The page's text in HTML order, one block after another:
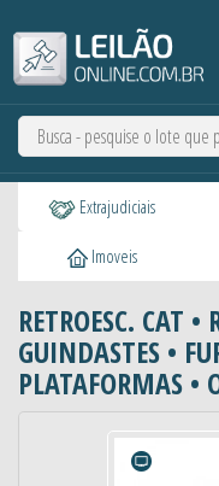
Extrajudiciais
Imoveis
RETROESC. CAT
GUINDASTES •
PLATAFORMAS •